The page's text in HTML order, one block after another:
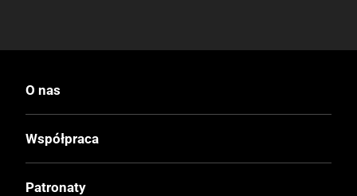
O nas
Współpraca
Patronaty